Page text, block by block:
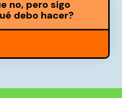
no, pero sigo
debo hacer?